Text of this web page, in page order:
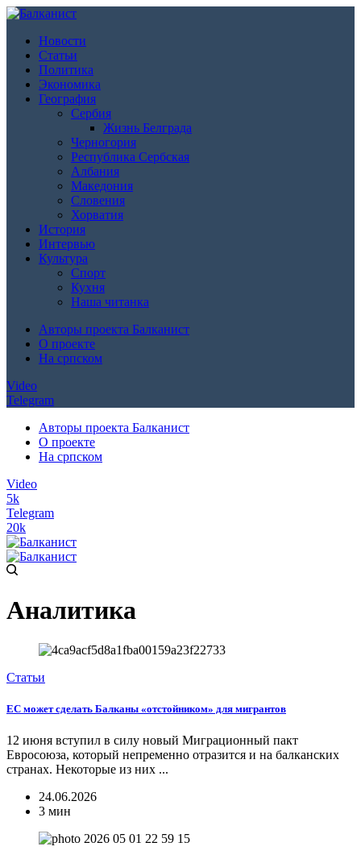
Новости
Статьи
Политика
Экономика
География
Сербия
Жизнь Белграда
Черногория
Республика Сербская
Албания
Македония
Словения
Хорватия
История
Интервью
Культура
Спорт
Кухня
Наша читанка
Авторы проекта Балканист
О проекте
На српском
Video
Telegram
Авторы проекта Балканист
О проекте
На српском
Video
5k
Telegram
20k
Аналитика
Статьи
ЕС может сделать Балканы «отстойником» для мигрантов
12 июня вступил в силу новый Миграционный пакт
Евросоюза, который непременно отразится и на балканских
странах. Некоторые из них ...
24.06.2026
3 мин